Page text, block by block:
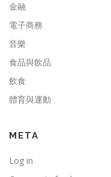
金融
電子商務
音樂
食品與飲品
飲食
體育與運動
META
Log in